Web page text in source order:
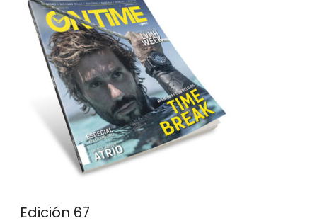
Edición 67